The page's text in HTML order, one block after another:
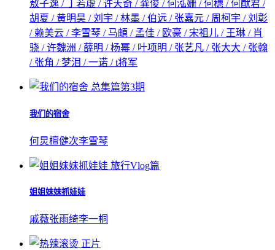
敖子逸 / 丁若虚 / 许天奇 / 龚俊 / 何泓姗 / 何穗 / 何猷君 /
胡夏 / 黄明昊 / 刘宇 / 林墨 / 伯远 / 张嘉元 / 周柯宇 / 刘彰
/ 赖美云 / 李雪琴 / 马頔 / 孟佳 / 欧豪 / 宋祖儿 / 王琳 / 肖
骁 / 许魏洲 / 薛明 / 杨幂 / 叶项明 / 张艺凡 / 张大大 / 张翰
/ 张角 / 梦泪 / 一诺 / t将军
总集篇第3期
我们的宿舍
何炅檀健次李雪琴
旅行Vlog篇
姐姐妹妹抓娃娃
戚薇张雨绮李一桐
正片